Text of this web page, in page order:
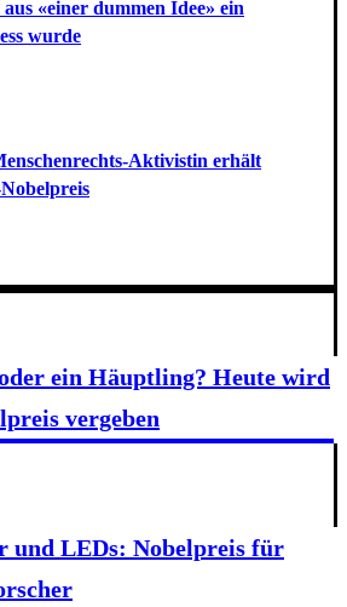
«einer dummen Idee» ein
wurde
Aktivistin erhält
ein Häuptling? Heute wird
vergeben
und LEDs: Nobelpreis für